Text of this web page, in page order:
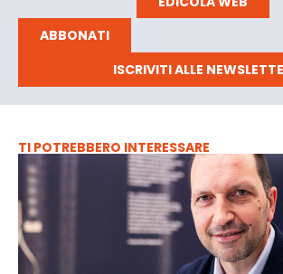
ABBONATI
ISCRIVITI ALLE
TI POTREBBERO INTERESSARE